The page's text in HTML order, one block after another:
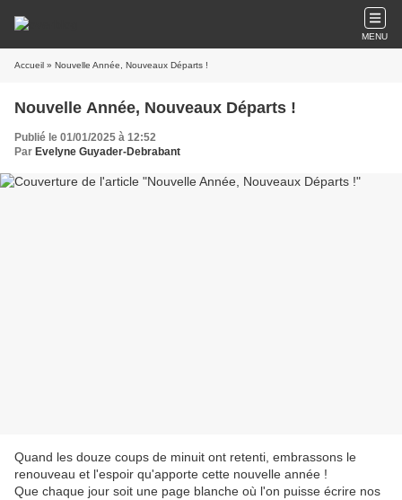
MENU
Accueil » Nouvelle Année, Nouveaux Départs !
Nouvelle Année, Nouveaux Départs !
Publié le 01/01/2025 à 12:52
Par Evelyne Guyader-Debrabant
Quand les douze coups de minuit ont retenti, embrassons le
renouveau et l'espoir qu'apporte cette nouvelle année !
Que chaque jour soit une page blanche où l'on puisse écrire nos